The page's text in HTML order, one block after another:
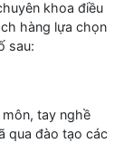
khoa điều
hàng lựa chọn
sau:
tay nghề
qua đào tạo các